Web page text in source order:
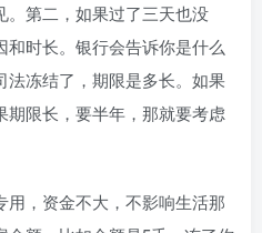
。第二，如果过了三天也没
时长。银行会告诉你是什么
法冻结了，期限是多长。如果
限长，要半年，那就要考虑
，资金不大，不影响生活那